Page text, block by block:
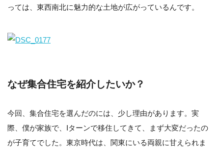
っては、東西南北に魅力的な土地が広がっているんです。
なぜ集合住宅を紹介したいか？
今回、集合住宅を選んだのには、少し理由があります。実
際、僕が家族で、Iターンで移住してきて、まず大変だったの
が子育てでした。東京時代は、関東にいる両親に甘えられま